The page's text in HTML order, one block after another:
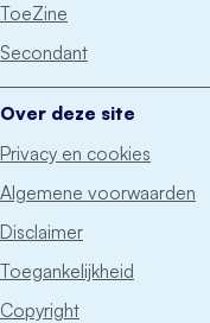
ToeZine
Secondant
Over deze site
Privacy en cookies
Algemene voorwaarden
Disclaimer
Toegankelijkheid
Copyright